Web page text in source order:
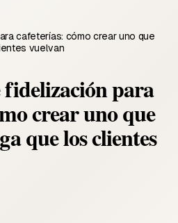
cafeterías: cómo crear uno que
vuelvan
para
crear uno que
que los clientes